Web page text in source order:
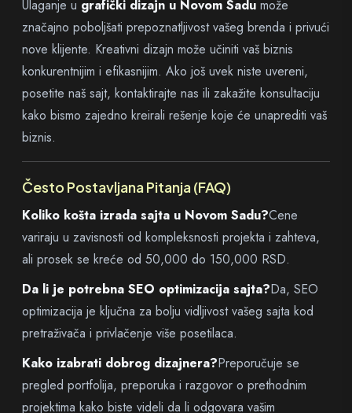
Ulaganje u grafički dizajn u Novom Sadu može
značajno poboljšati prepoznatljivost vašeg brenda i privući
nove klijente. Kreativni dizajn može učiniti vaš biznis
konkurentnijim i efikasnijim. Ako još uvek niste uvereni,
posetite naš sajt, kontaktirajte nas ili zakažite konsultaciju
kako bismo zajedno kreirali rešenje koje će unaprediti vaš
biznis.
Često Postavljana Pitanja (FAQ)
Koliko košta izrada sajta u Novom Sadu?Cene
variraju u zavisnosti od kompleksnosti projekta i zahteva,
ali prosek se kreće od 50,000 do 150,000 RSD.
Da li je potrebna SEO optimizacija sajta?Da, SEO
optimizacija je ključna za bolju vidljivost vašeg sajta kod
pretraživača i privlačenje više posetilaca.
Kako izabrati dobrog dizajnera?Preporučuje se
pregled portfolija, preporuka i razgovor o prethodnim
projektima kako biste videli da li odgovara vašim